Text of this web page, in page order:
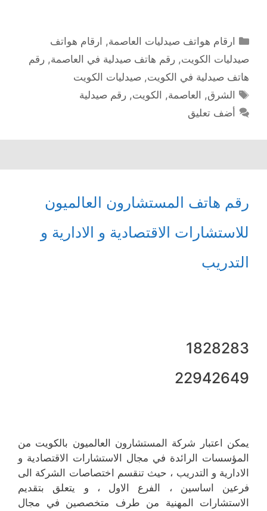
التصنيفات
ارقام هواتف صيدليات العاصمة, ارقام هواتف
صيدليات الكويت, رقم هاتف صيدلية في العاصمة, رقم
هاتف صيدلية في الكويت, صيدليات الكويت
الوسوم
الشرق, العاصمة, الكويت,رقم صيدلية
أضف تعليق
رقم هاتف المستشارون العالميون
للاستشارات الاقتصادية و الادارية و
التدريب
1828283
22942649
يمكن اعتبار شركة المستشارون العالميون بالكويت من
المؤسسات الرائدة في مجال الاستشارات الاقتصادية و
الادارية و التدريب ، حيث تنقسم اختصاصات الشركة الى
فرعين اساسين ، الفرع الاول ، و يتعلق بتقديم
الاستشارات المهنية من طرف متخصصين في مجال